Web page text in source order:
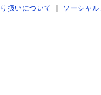
扱いについて ｜ ソーシャ